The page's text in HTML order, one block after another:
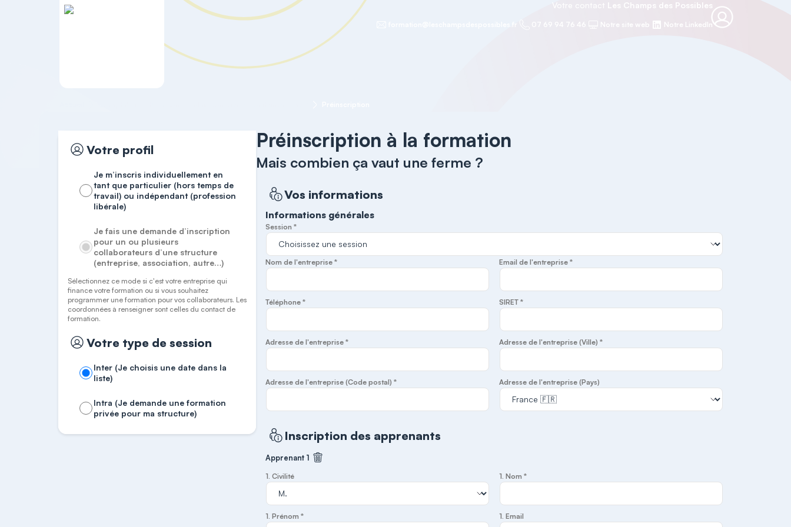
Les Champs des Possibles
Notre site web Notre LinkedIn
Votre profil
Je m’inscris individuellement en
tant que particulier (hors temps de
travail) ou indépendant (profession
libérale)
Je fais une demande d’inscription
pour un ou plusieurs
collaborateurs d’une structure
(entreprise, association, autre…)
Sélectionnez ce mode si c'est votre entreprise qui
finance votre formation ou si vous souhaitez
programmer une formation pour vos collaborateurs. Les
coordonnées à renseigner sont celles du contact de
formation.
Votre type de session
Inter (Je choisis une date dans la
liste)
Intra (Je demande une formation
privée pour ma structure)
Préinscription à la formation
Mais combien ça vaut une ferme ?
Vos informations
Informations générales
Session *
Nom de l'entreprise * Email de l'entreprise *
Téléphone * SIRET *
Adresse de l'entreprise * Adresse de l'entreprise (Ville) *
Adresse de l'entreprise (Code postal) * Adresse de l'entreprise (Pays)
Inscription des apprenants
Apprenant 1 Supprimer cet apprenant
1. Civilité 1. Nom *
1. Prénom * 1. Email